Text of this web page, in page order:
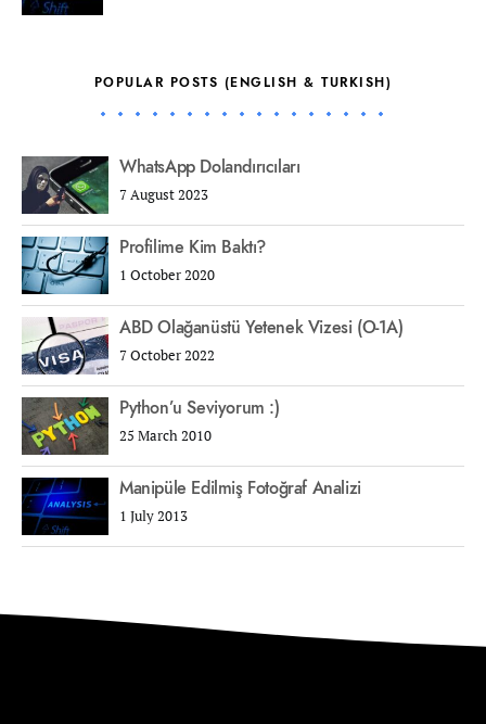
POPULAR POSTS (ENGLISH & TURKISH)
WhatsApp Dolandırıcıları
7 August 2023
Profilime Kim Baktı?
1 October 2020
ABD Olağanüstü Yetenek Vizesi (O-1A)
7 October 2022
Python’u Seviyorum :)
25 March 2010
Manipüle Edilmiş Fotoğraf Analizi
1 July 2013